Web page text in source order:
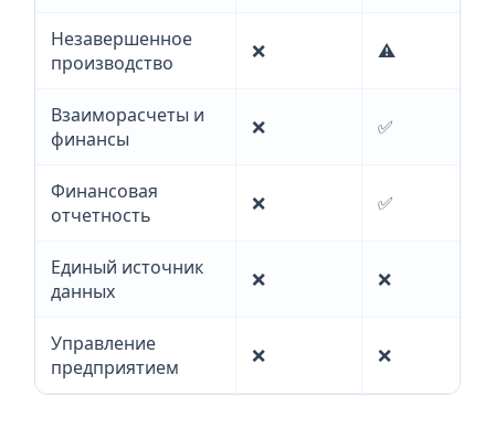
Незавершенное
производство
❌ ⚠️
Взаиморасчеты и
финансы
❌ ✅
Финансовая
отчетность
❌ ✅
Единый источник
данных
❌ ❌
Управление
предприятием
❌ ❌